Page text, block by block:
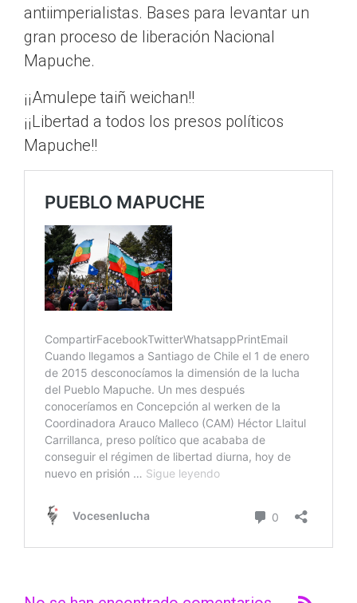
antiimperialistas. Bases para levantar un
gran proceso de liberación Nacional
Mapuche.
¡¡Amulepe taiñ weichan!!
¡¡Libertad a todos los presos políticos
Mapuche!!